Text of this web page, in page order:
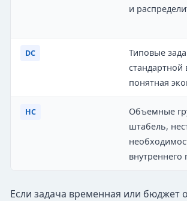
и
DC
Типовые
понятная
HC
Объемные
штабель,
внутреннего
Если задача временная или бюджет